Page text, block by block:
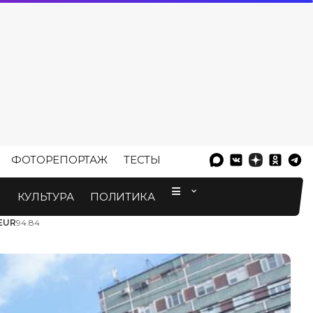
ФОТОРЕПОРТАЖ ТЕСТЫ
КУЛЬТУРА ПОЛИТИКА
94.84